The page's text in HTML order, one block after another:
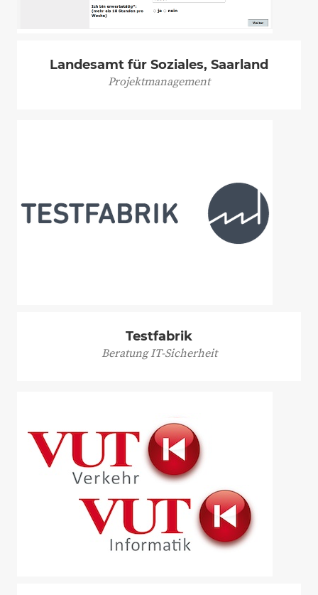
Landesamt für Soziales, Saarland
Projektmanagement
Testfabrik
Beratung IT-Sicherheit